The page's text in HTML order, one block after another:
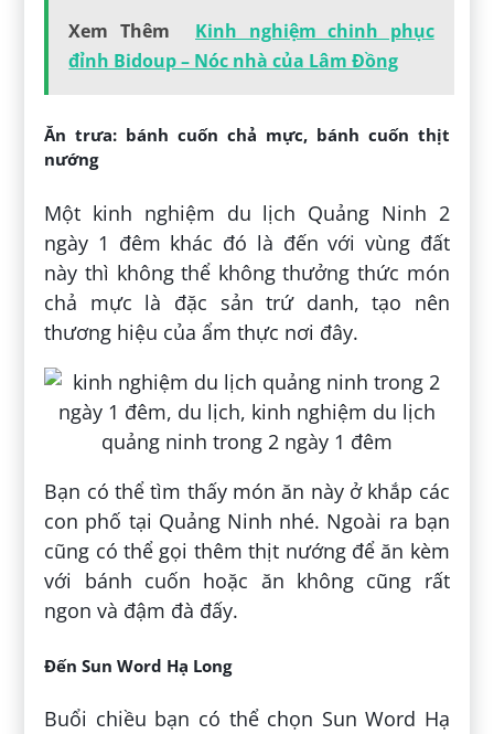
Xem Thêm
Kinh nghiệm chinh phục
đỉnh Bidoup – Nóc nhà của Lâm Đồng
Ăn trưa: bánh cuốn chả mực, bánh cuốn thịt
nướng
Một kinh nghiệm du lịch Quảng Ninh 2
ngày 1 đêm khác đó là đến với vùng đất
này thì không thể không thưởng thức món
chả mực là đặc sản trứ danh, tạo nên
thương hiệu của ẩm thực nơi đây.
Bạn có thể tìm thấy món ăn này ở khắp các
con phố tại Quảng Ninh nhé. Ngoài ra bạn
cũng có thể gọi thêm thịt nướng để ăn kèm
với bánh cuốn hoặc ăn không cũng rất
ngon và đậm đà đấy.
Đến Sun Word Hạ Long
Buổi chiều bạn có thể chọn Sun Word Hạ